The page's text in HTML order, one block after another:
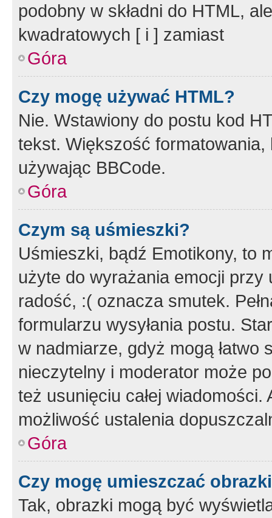
podobny w składni do HTML,
kwadratowych [ i ] zamiast
Góra
Czy mogę używać HTML?
Nie. Wstawiony do postu kod
tekst. Większość
używając BBCode.
Góra
Czym są uśmieszki?
Uśmieszki, bądź Emotikony, to
użyte do wyrażania emocji
radość, :( oznacza smutek.
formularzu wysyłania postu.
w nadmiarze, gdyż mogą
nieczytelny i moderator może
też usunięciu całej
możliwość ustalenia
Góra
Czy mogę umieszczać
Tak, obrazki mogą być